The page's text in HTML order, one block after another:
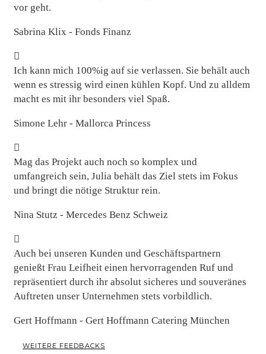
vor geht.
Sabrina Klix - Fonds Finanz
Ich kann mich 100%ig auf sie verlassen. Sie behält auch
wenn es stressig wird einen kühlen Kopf. Und zu alldem
macht es mit ihr besonders viel Spaß.
Simone Lehr - Mallorca Princess
Mag das Projekt auch noch so komplex und
umfangreich sein, Julia behält das Ziel stets im Fokus
und bringt die nötige Struktur rein.
Nina Stutz - Mercedes Benz Schweiz
Auch bei unseren Kunden und Geschäftspartnern
genießt Frau Leifheit einen hervorragenden Ruf und
repräsentiert durch ihr absolut sicheres und souveränes
Auftreten unser Unternehmen stets vorbildlich.
Gert Hoffmann - Gert Hoffmann Catering München
WEITERE FEEDBACKS